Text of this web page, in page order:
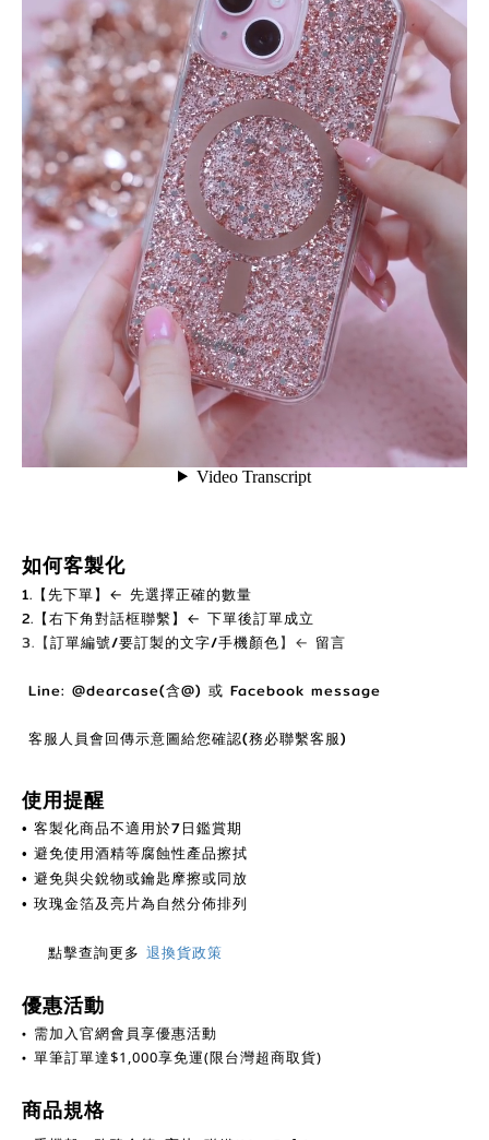
如何客製化
1.【先下單】← 先選擇正確的數量
2.【右下角對話框聯繫】← 下單後訂單成立
3.【訂單編號/要訂製的文字/手機顏色】← 留言
Line: @dearcase(含@) 或 Facebook message
客服人員會回傳示意圖給您確認(務必聯繫客服)
使用提醒
• 客製化商品不適用於7日鑑賞期
• 避免使用酒精等腐蝕性產品擦拭
• 避免與尖銳物或鑰匙摩擦或同放
• 玫瑰金箔及亮片為自然分佈排列
點擊查詢更多 退換貨政策
優惠活動
• 需加入官網會員享優惠活動
• 單筆訂單達$1,000享免運(限台灣超商取貨)
商品規格